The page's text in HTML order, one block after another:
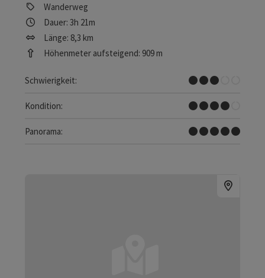
Wanderweg
Dauer: 3h 21m
Länge: 8,3 km
Höhenmeter aufsteigend: 909 m
Schwierigkeit:
Mittel
Kondition:
Schwer
Panorama:
Traumtour